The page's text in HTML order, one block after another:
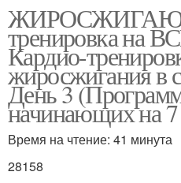
тренировка на
Кардио-
жиросжигания в
День 3
начинающих на
Время на чтение: 41 минута
28158